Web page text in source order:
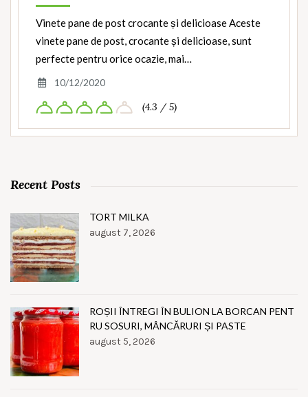
Vinete pane de post crocante și delicioase Aceste
vinete pane de post, crocante și delicioase, sunt
perfecte pentru orice ocazie, mai…
10/12/2020
(4.3 / 5)
Recent Posts
TORT MILKA
august 7, 2026
ROȘII ÎNTREGI ÎN BULION LA BORCAN PENT
RU SOSURI, MÂNCĂRURI ȘI PASTE
august 5, 2026